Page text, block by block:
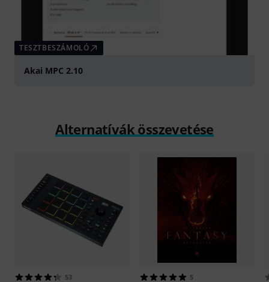
TESZTBESZÁMOLÓ
Akai MPC 2.10
Alternatívák összevetése
53 5